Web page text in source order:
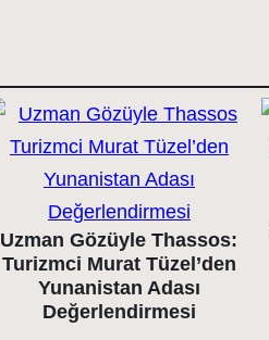
Uzman Gözüyle Thassos:
Turizmci Murat Tüzel’den
Yunanistan Adası
Değerlendirmesi